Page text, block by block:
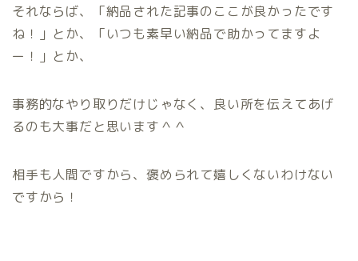
それならば、
「納品された記事のここが良かったです
ね！」 とか、
「いつも素早い納品で助かってますよ
ー！」 とか、
事務的なやり取りだけじゃなく、良い所を伝えてあげ
るのも大事だと思います＾＾
相手も人間ですから、褒められて嬉しくないわけない
ですから！